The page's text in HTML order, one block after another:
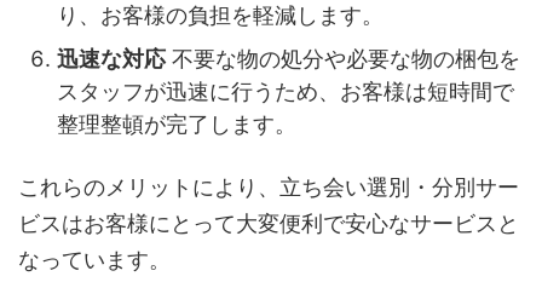
り、お客様の負担を軽減します。
迅速な対応不要な物の処分や必要な物の梱包を
スタッフが迅速に行うため、お客様は短時間で
整理整頓が完了します。
これらのメリットにより、立ち会い選別・分別サー
ビスはお客様にとって大変便利で安心なサービスと
なっています。